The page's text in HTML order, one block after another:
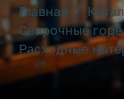
Главная /
Сварочные
Расходные